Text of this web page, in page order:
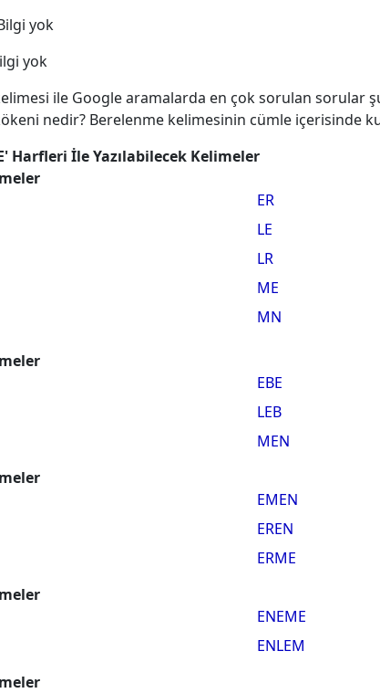
yok
yok
ile Google aramalarda en çok sorulan sorular
nedir? Berelenme kelimesinin cümle içerisinde
Harfleri İle Yazılabilecek Kelimeler
ER
LE
LR
ME
MN
EBE
LEB
MEN
EMEN
EREN
ERME
ENEME
ENLEM